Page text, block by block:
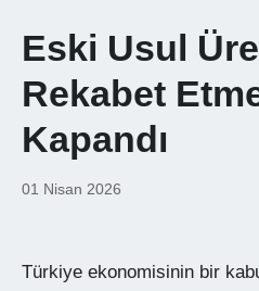
Eski Usul
Rekabet
Kapandı
01 Nisan 2026
Türkiye ekonomisinin bir